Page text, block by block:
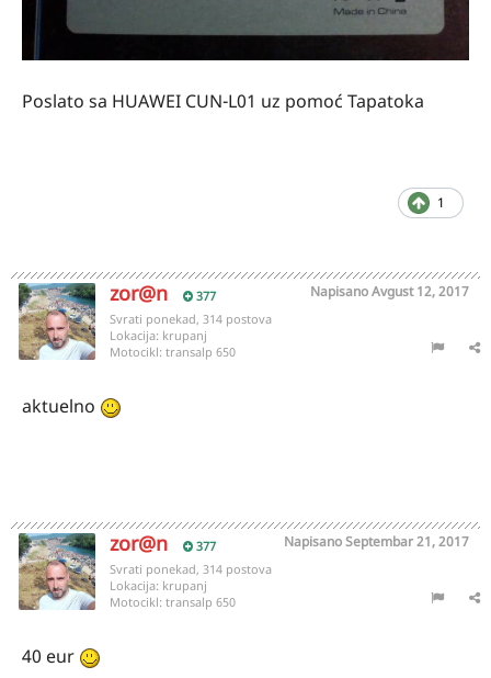
Poslato sa HUAWEI CUN-L01 uz pomoć Tapatoka
1
zor@n 377 NapisanoAvgust 12, 2017
Svrati ponekad, 314 postova
Lokacija: krupanj
Motocikl: transalp 650
aktuelno
zor@n 377 NapisanoSeptembar 21, 2017
Svrati ponekad, 314 postova
Lokacija: krupanj
Motocikl: transalp 650
40 eur